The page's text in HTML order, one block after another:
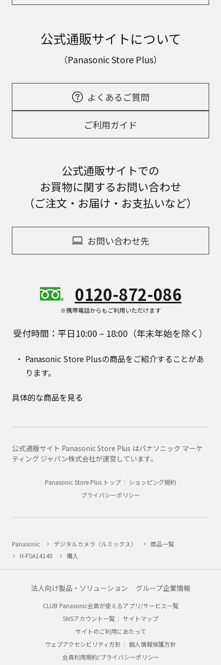
公式通販サイトについて
（Panasonic Store Plus）
よくあるご質問
ご利用ガイド
公式通販サイトでの
お買物に関するお問い合わせ
（ご注文・お届け・お支払いなど）
お問い合わせ先
0120-872-086
※携帯電話からもご利用いただけます
受付時間：平日10:00 – 18:00（年末年始を除く）
Panasonic Store Plusの商品をご紹介することがあ
ります。
具体的な商品を見る
公式通販サイト Panasonic Store Plus はパナソニック マーケ
ティング ジャパン株式会社が運営しています。
Panasonic Store Plus トップ
ショッピング規約
プライバシーポリシー
Panasonic デジタルカメラ（ルミックス）
商品一覧
H-FSA14140
購入
法人向け製品・ソリューション グループ企業情報
CLUB Panasonic会員が使えるアプリ/サービス一覧
SNSアカウント一覧
サイトマップ
サイトのご利用にあたって
ウェブアクセシビリティ方針
個人情報保護方針
会員利用規約/プライバシーポリシー